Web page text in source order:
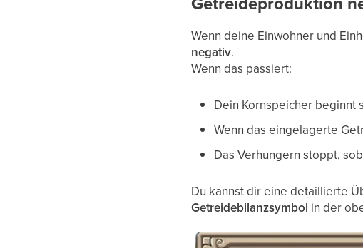
Wenn deine Einwohner und
negativ.
Wenn das passiert:
Dein Kornspeicher beginnt
Wenn das eingelagerte
Das Verhungern stoppt,
Du kannst dir eine detaillierte
Getreidebilanzsymbol in der